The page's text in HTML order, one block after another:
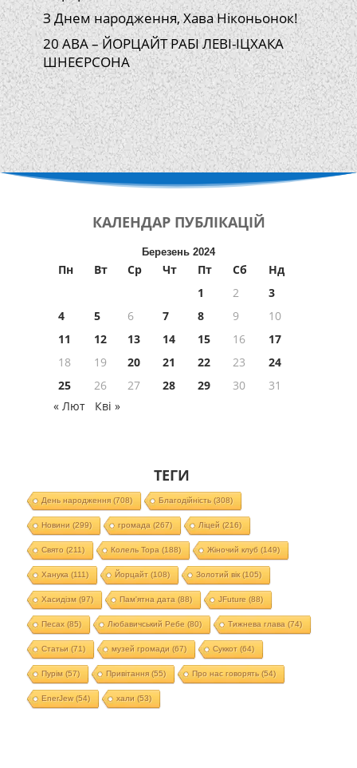
З Днем народження, Хава Ніконьонок!
20 АВА – ЙОРЦАЙТ РАБІ ЛЕВІ-ІЦХАКА
ШНЕЄРСОНА
КАЛЕНДАР ПУБЛІКАЦІЙ
Березень 2024
Пн Вт Ср Чт Пт Сб
Нд
1
2
3
4
5 6 7 8 9
10
11
12 13 14 15 16
17
18
19 20 21 22 23
24
25
26 27 28 29 30
31
« Лют
Кві »
ТЕГИ
День народження(708) Благодійність(308)
Новини (299) громада (267) Ліцей (216)
Свято (211) Колель Тора (188) Жіночий клуб (149)
Ханука (111) Йорцайт (108) Золотий вік(105)
Хасидізм (97) Пам'ятна дата (88) JFuture (88)
Песах(85) Любавичський Ребе (80) Тижнева глава (74)
Статьи (71) музей громади (67) Суккот (64)
Пурім (57) Привітання(55) Про нас говорять(54)
EnerJew(54) хали (53)